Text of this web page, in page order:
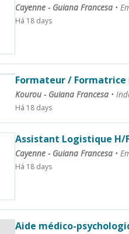
Cayenne - Guiana Francesa •
Há 18 days
Formateur / Formatrice
Kourou - Guiana Francesa •
Há 18 days
Assistant Logistique H/
Cayenne - Guiana Francesa •
Há 18 days
Aide médico-